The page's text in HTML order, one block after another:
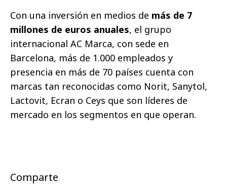
Con una inversión en medios de más de 7
millones de euros anuales, el grupo
internacional AC Marca, con sede en
Barcelona, más de 1.000 empleados y
presencia en más de 70 países cuenta con
marcas tan reconocidas como Norit, Sanytol,
Lactovit, Ecran o Ceys que son líderes de
mercado en los segmentos en que operan.
Comparte